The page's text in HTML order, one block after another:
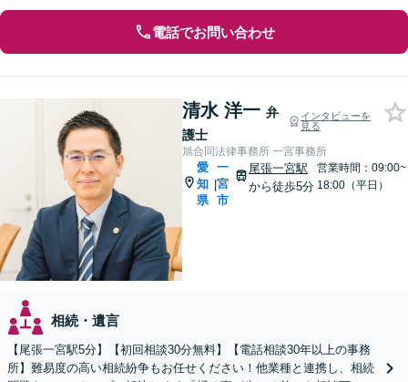
電話でお問い合わせ
清水 洋一 弁
護士
インタビューを
見る
旭合同法律事務所 一宮事務所
愛
知
県
|
一
宮
市
尾張一宮駅
から徒歩5分
営業時間：09:00~
18:00（平日）
相続・遺言
【尾張一宮駅5分】【初回相談30分無料】【電話相談30年以上の事務
所】難易度の高い相続紛争もお任せください！他業種と連携し、相続